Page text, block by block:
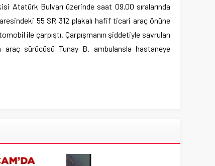
Atatürk Bulvarı üzerinde saat 09.00 sıralarında
55 SR 312 plakalı hafif ticari araç önüne
ile çarpıştı. Çarpışmanın şiddetiyle savrulan
sürücüsü Tunay B. ambulansla hastaneye